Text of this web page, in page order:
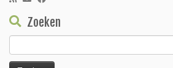
Zoeken
naar: